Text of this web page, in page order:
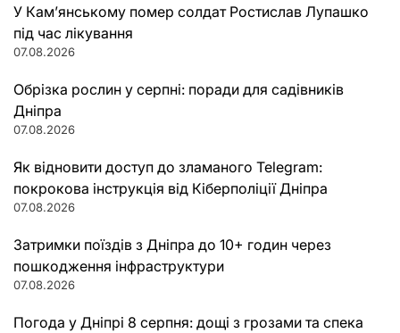
У Кам’янському помер солдат Ростислав Лупашко
під час лікування
07.08.2026
Обрізка рослин у серпні: поради для садівників
Дніпра
07.08.2026
Як відновити доступ до зламаного Telegram:
покрокова інструкція від Кіберполіції Дніпра
07.08.2026
Затримки поїздів з Дніпра до 10+ годин через
пошкодження інфраструктури
07.08.2026
Погода у Дніпрі 8 серпня: дощі з грозами та спека